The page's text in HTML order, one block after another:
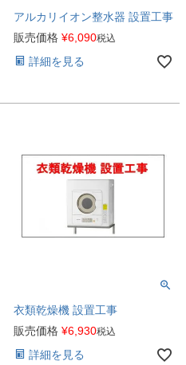
アルカリイオン整水器 設置工事
販売価格 ¥6,090税込
詳細を見る
衣類乾燥機 設置工事
販売価格 ¥6,930税込
詳細を見る